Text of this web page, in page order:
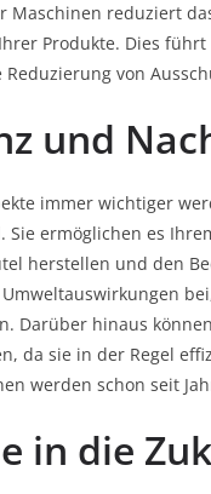
Maschinen reduziert
Produkte. Dies
von
und
immer wichtiger
Sie ermöglichen es
herstellen und den
Darüber hinaus
da sie in der Regel
werden schon seit
in die